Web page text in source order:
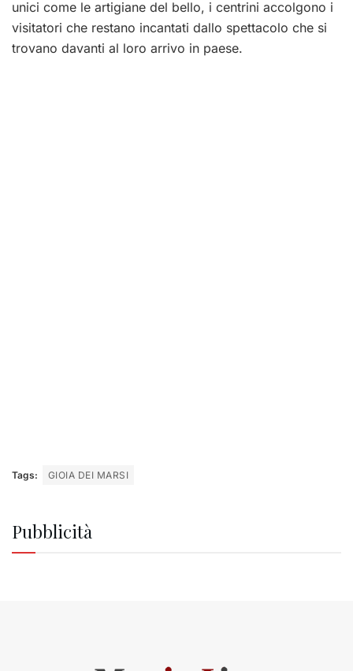
unici come le artigiane del bello, i centrini accolgono i
visitatori che restano incantati dallo spettacolo che si
trovano davanti al loro arrivo in paese.
Tags: GIOIA DEI MARSI
Pubblicità